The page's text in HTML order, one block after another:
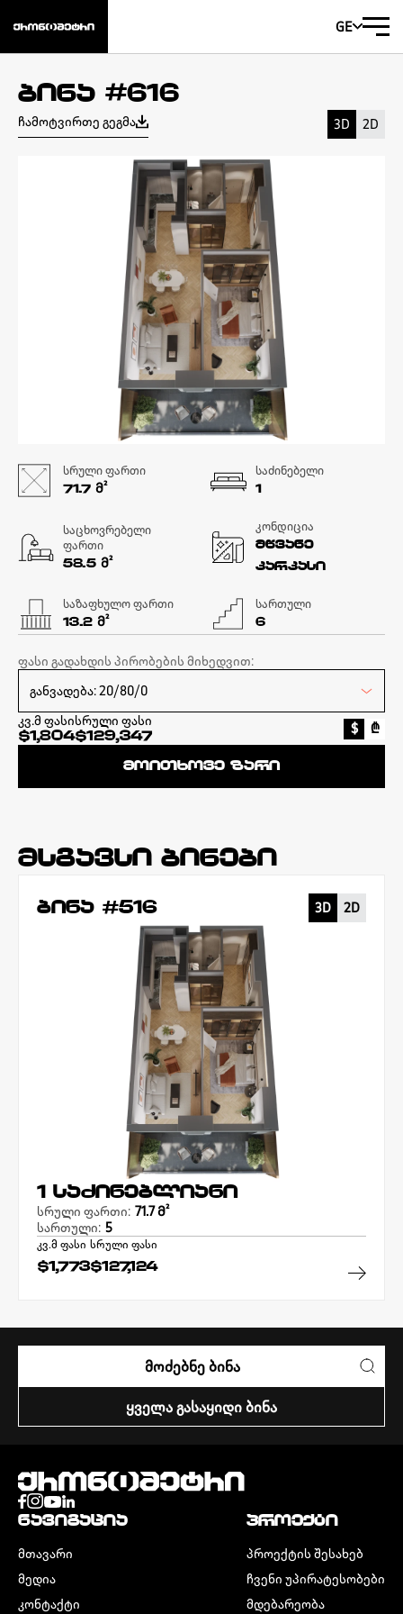
GE
ბინა #616
ჩამოტვირთე გეგმა 3D 2D
სრული ფართი
71.7 Მ²
საძინებელი
1
საცხოვრებელი
ფართი
58.5 Მ²
კონდიცია
მწვანე
კარკასი
საზაფხულო ფართი
13.2 Მ²
სართული
6
ფასი გადახდის პირობების მიხედვით:
კვ.მ ფასი
$1,804
სრული ფასი
$129,347 $ ₾
მოითხოვე ზარი
მსგავსი ბინები
ბინა #516 3D 2D
1 საძინებლიანი
სრული ფართი: 71.7 Მ²
სართული: 5
კვ.მ ფასი
$1,773
სრული ფასი
$127,124
ᲛᲝᲫᲔᲑᲜᲔ ᲑᲘᲜᲐ
ᲧᲕᲔᲚᲐ ᲒᲐᲡᲐᲧᲘᲓᲘ ᲑᲘᲜᲐ
ᲜᲐᲕᲘᲒᲐᲪᲘᲐ
ᲛᲗᲐᲕᲐᲠᲘ
ᲛᲔᲓᲘᲐ
ᲙᲝᲜᲢᲐᲥᲢᲘ
ᲞᲠᲝᲔᲥᲢᲘ
ᲞᲠᲝᲔᲥᲢᲘᲡ ᲨᲔᲡᲐᲮᲔᲑ
ᲩᲕᲔᲜᲘ ᲣᲞᲘᲠᲐᲢᲔᲡᲝᲑᲔᲑᲘ
ᲛᲓᲔᲑᲐᲠᲔᲝᲑᲐ